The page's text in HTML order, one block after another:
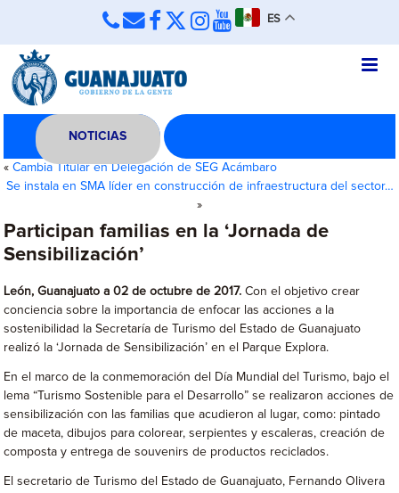
ES
NOTICIAS
«Cambia Titular en Delegación de SEG Acámbaro
Se instala en SMA líder en construcción de infraestructura del sector…
»
Participan familias en la ‘Jornada de
Sensibilización’
León, Guanajuato a 02 de octubre de 2017. Con el objetivo crear
conciencia sobre la importancia de enfocar las acciones a la
sostenibilidad la Secretaría de Turismo del Estado de Guanajuato
realizó la ‘Jornada de Sensibilización’ en el Parque Explora.
En el marco de la conmemoración del Día Mundial del Turismo, bajo el
lema “Turismo Sostenible para el Desarrollo” se realizaron acciones de
sensibilización con las familias que acudieron al lugar, como: pintado
de maceta, dibujos para colorear, serpientes y escaleras, creación de
composta y entrega de souvenirs de productos reciclados.
El secretario de Turismo del Estado de Guanajuato, Fernando Olivera